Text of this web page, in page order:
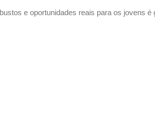
e oportunidades reais para os jovens é